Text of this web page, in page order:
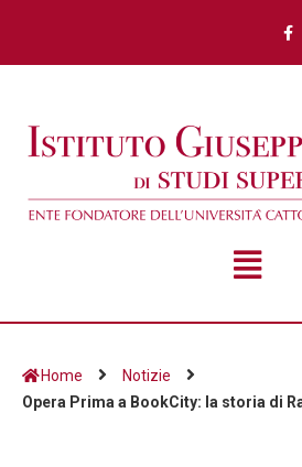
Home
Notizie
Opera Prima a BookCity: la storia di